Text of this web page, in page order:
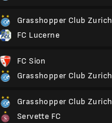
Grasshopper Club Zurich
FC Lucerne
FC Sion
Grasshopper Club Zurich
Grasshopper Club Zurich
Servette FC